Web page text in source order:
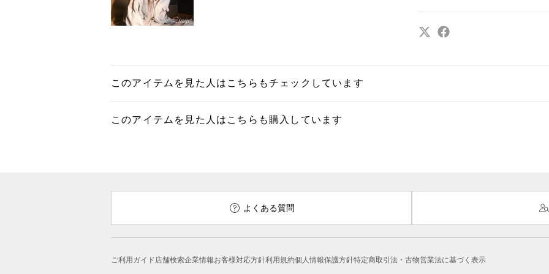
このアイテムを見た人はこちらもチェックしています
このアイテムを見た人はこちらも購入しています
よくある質問
ご利用ガイド店舗検索企業情報お客様対応方針利用規約個人情報保護方針特定商取引法・古物営業法に基づく表示